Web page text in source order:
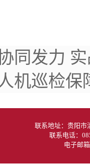
同发力
机巡检保
联系地址：贵阳
联系电话：
电子邮